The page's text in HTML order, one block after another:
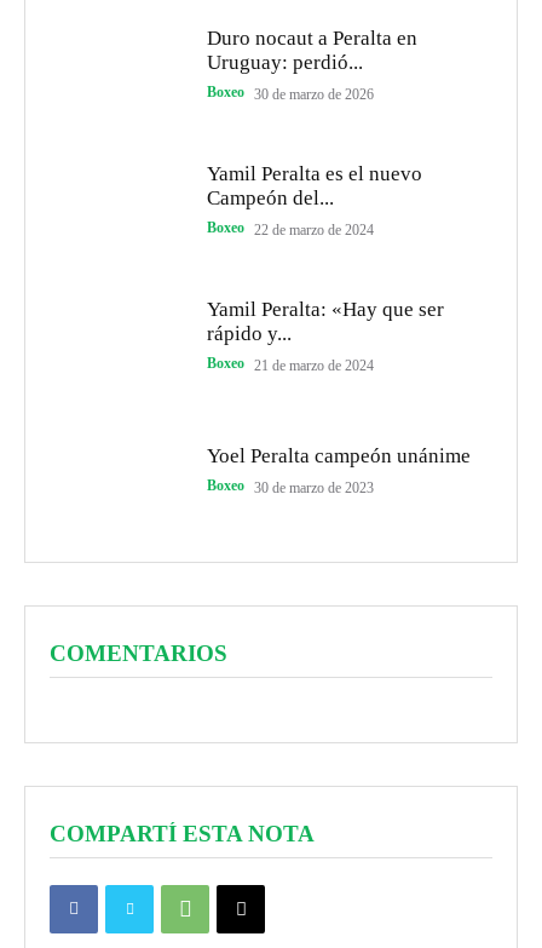
Duro nocaut a Peralta en
Uruguay: perdió...
Boxeo 30 de marzo de 2026
Yamil Peralta es el nuevo
Campeón del...
Boxeo 22 de marzo de 2024
Yamil Peralta: «Hay que ser
rápido y...
Boxeo 21 de marzo de 2024
Yoel Peralta campeón unánime
Boxeo 30 de marzo de 2023
COMENTARIOS
COMPARTÍ ESTA NOTA